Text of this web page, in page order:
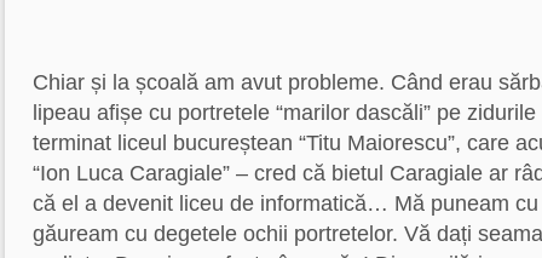
Chiar și la școală am avut probleme. Când erau
lipeau afișe cu portretele “marilor dascăli” pe
terminat liceul bucureștean “Titu Maiorescu”, care
“Ion Luca Caragiale” – cred că bietul Caragiale ar
că el a devenit liceu de informatică… Mă puneam
găuream cu degetele ochii portretelor. Vă dați